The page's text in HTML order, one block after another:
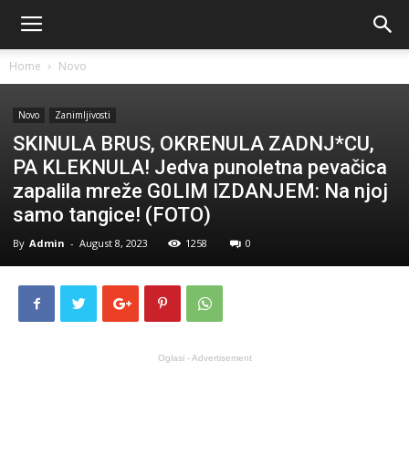
Home Novo
Novo Zanimljivosti
SKINULA BRUS, OKRENULA ZADNJ*CU,
PA KLEKNULA! Jedva punoletna pevačica
zapalila mreže G0LIM IZDANJEM: Na njoj
samo tangice! (FOTO)
By Admin - August 8, 2023 1258 0
Oglasi - Advertisement